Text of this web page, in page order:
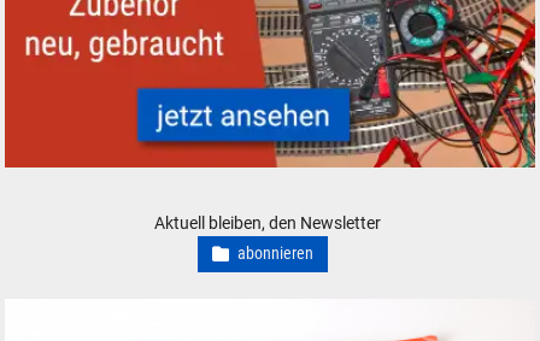
Aktuell bleiben, den Newsletter
abonnieren